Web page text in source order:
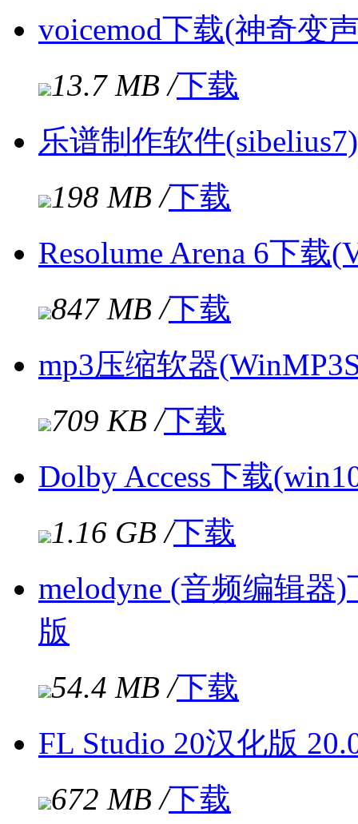
voicemod下载(神奇变
13.7 MB /下载
乐谱制作软件
198 MB /下载
Resolume Arena 6下载
847 MB /下载
mp3压缩软器
709 KB /下载
Dolby Access下载
1.16 GB /下载
melodyne (音频编辑器
版
54.4 MB /下载
FL Studio 20汉化版
672 MB /下载